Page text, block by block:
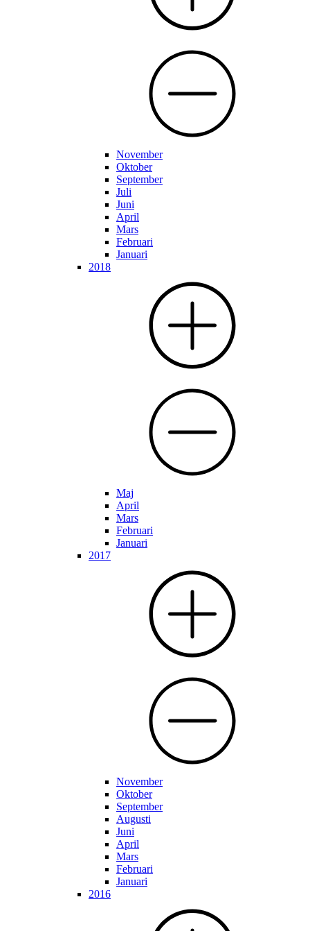
November
Oktober
September
Juli
Juni
April
Mars
Februari
Januari
2018
Maj
April
Mars
Februari
Januari
2017
November
Oktober
September
Augusti
Juni
April
Mars
Februari
Januari
2016